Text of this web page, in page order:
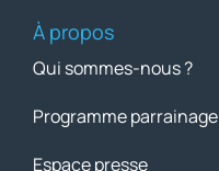
À propos
Qui sommes-nous ?
Programme parrainage
Espace presse